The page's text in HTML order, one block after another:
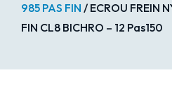
985 PAS FIN / ECROU FREIN
FIN CL8 BICHRO – 12 Pas150